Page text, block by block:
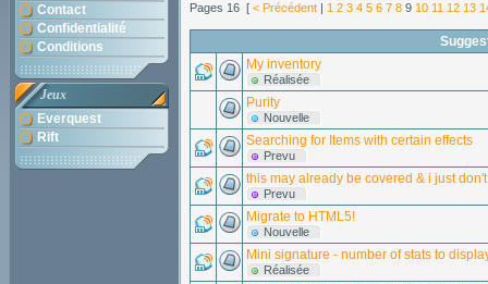
Contact
Confidentialité
Conditions
Jeux
Everquest
Rift
Pages 16 [ < Précédent | 1 2 3 4 5 6 7 8 9 10 11 12 13
My inventory
Réalisée
Purity
Nouvelle
Searching for Items with certain effects
Prevu
this may already be covered & i just
Prevu
Migrate to HTML5!
Nouvelle
Mini signature - number of stats to
Réalisée